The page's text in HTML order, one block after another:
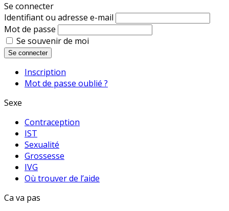
Se connecter
Identifiant ou adresse e-mail
Mot de passe
Se souvenir de moi
Se connecter
Inscription
Mot de passe oublié ?
Sexe
Contraception
IST
Sexualité
Grossesse
IVG
Où trouver de l’aide
Ca va pas